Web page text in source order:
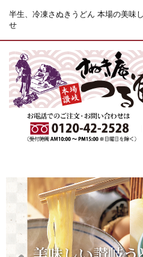
半生、冷凍さぬきうどん 本場の美味
せ